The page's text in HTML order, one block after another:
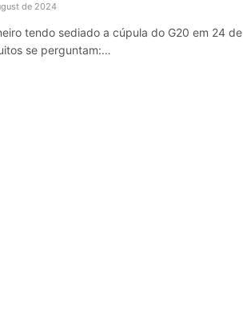
de 2024
tendo sediado a cúpula do G20 em 24 de
se perguntam:…